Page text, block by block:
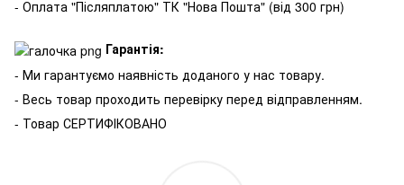
- Оплата "Післяплатою" ТК "Нова Пошта" (від 300 грн)
Гарантія:
- Ми гарантуємо наявність доданого у нас товару.
- Весь товар проходить перевірку перед відправленням.
- Товар СЕРТИФІКОВАНО